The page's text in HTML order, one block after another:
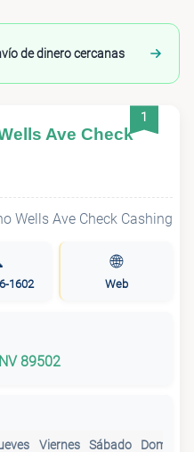
de dinero cercanas
1
Ave Check
1602
🌐
Web
89502
Viernes Sábado Domingo